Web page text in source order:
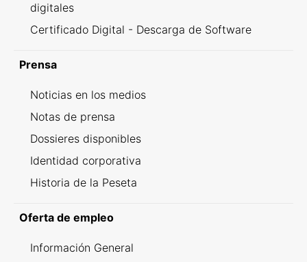
digitales
Certificado Digital - Descarga de Software
Prensa
Noticias en los medios
Notas de prensa
Dossieres disponibles
Identidad corporativa
Historia de la Peseta
Oferta de empleo
Información General